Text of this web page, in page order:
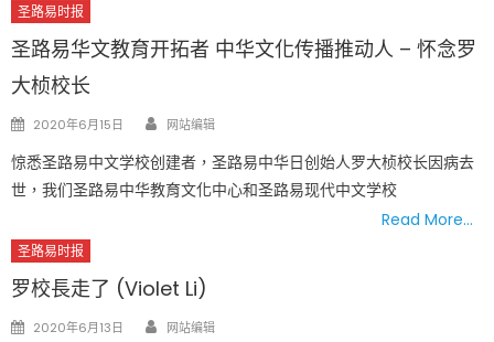
圣路易时报
圣路易华文教育开拓者 中华文化传播推动人 – 怀念罗
大桢校长
Posted
2020年6月15日 Author
网站编辑
惊悉圣路易中文学校创建者，圣路易中华日创始人罗大桢校长因病去
世，我们圣路易中华教育文化中心和圣路易现代中文学校
Read More…
圣路易时报
罗校長走了 (Violet Li)
Posted
2020年6月13日 Author
网站编辑